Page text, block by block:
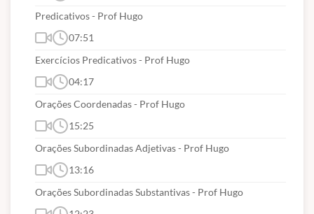
Predicativos - Prof Hugo
07:51
Exercícios Predicativos - Prof Hugo
04:17
Orações Coordenadas - Prof Hugo
15:25
Orações Subordinadas Adjetivas - Prof Hugo
13:16
Orações Subordinadas Substantivas - Prof Hugo